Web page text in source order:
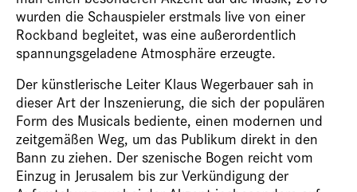
wurden die Schauspieler erstmals live von einer
Rockband begleitet, was eine außerordentlich
spannungsgeladene Atmosphäre erzeugte.
Der künstlerische Leiter Klaus Wegerbauer sah in
dieser Art der Inszenierung, die sich der populären
Form des Musicals bediente, einen modernen und
zeitgemäßen Weg, um das Publikum direkt in den
Bann zu ziehen. Der szenische Bogen reicht vom
Einzug in Jerusalem bis zur Verkündigung der